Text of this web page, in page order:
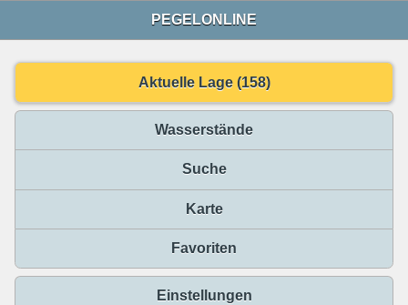
PEGELONLINE
Aktuelle Lage (158)
Wasserstände
Suche
Karte
Favoriten
Einstellungen